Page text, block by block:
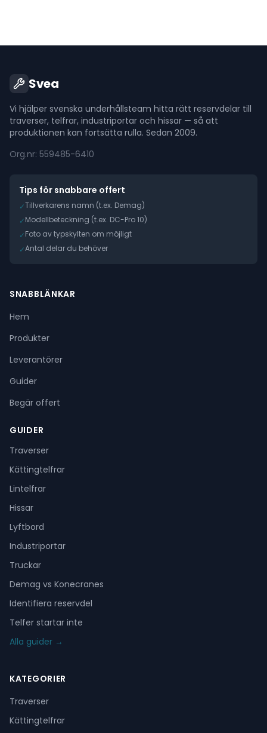
Svea
Vi hjälper svenska underhållsteam hitta rätt reservdelar till
traverser, telfrar, industriportar och hissar — så att
produktionen kan fortsätta rulla. Sedan 2009.
Org.nr: 559485-6410
Tips för snabbare offert
✓Tillverkarens namn (t.ex. Demag)
✓Modellbeteckning (t.ex. DC-Pro 10)
✓Foto av typskylten om möjligt
✓Antal delar du behöver
SNABBLÄNKAR
Hem
Produkter
Leverantörer
Guider
Begär offert
GUIDER
Traverser
Kättingtelfrar
Lintelfrar
Hissar
Lyftbord
Industriportar
Truckar
Demag vs Konecranes
Identifiera reservdel
Telfer startar inte
Alla guider →
KATEGORIER
Traverser
Kättingtelfrar